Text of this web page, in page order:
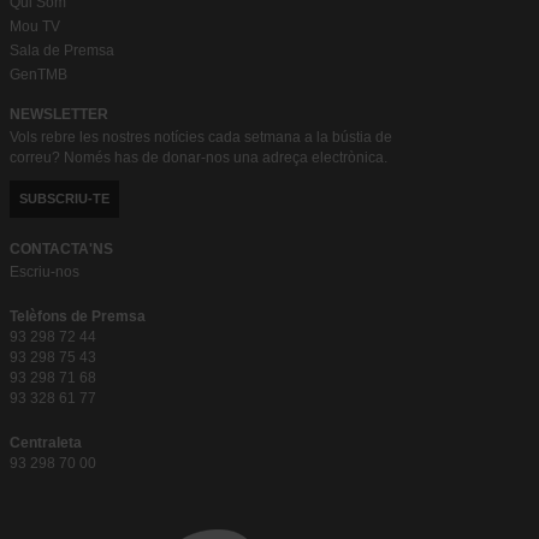
Mou TV
Sala de Premsa
GenTMB
NEWSLETTER
Vols rebre les nostres notícies cada setmana a la bústia de
correu? Només has de donar-nos una adreça electrònica.
SUBSCRIU-TE
CONTACTA'NS
Escriu-nos
Telèfons de Premsa
93 298 72 44
93 298 75 43
93 298 71 68
93 328 61 77
Centraleta
93 298 70 00